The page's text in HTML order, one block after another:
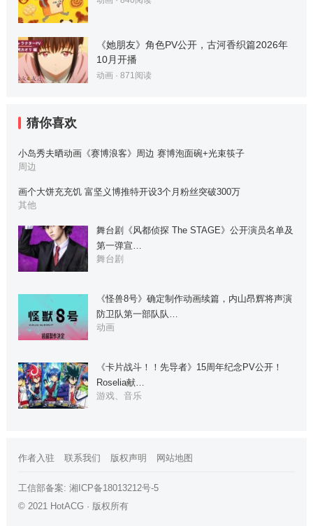
《她朋友》角色PV公开，古河香织篇2026年
10月开播
动画· 871 阅读
猜你喜欢
小岛秀夫晒动画《赛博浪客》周边 赛博泡面碗+光束筷子
周边
画个大饼充充饥 富坚义博推特开设3个月粉丝突破300万
其他
舞台剧《风都侦探 The STAGE》公开演员名单及
第一弹宣…
舞台剧
《怪兽8号》确定制作动画续篇，内山昂辉将声演
防卫队第一部队队…
动画
《卡片战斗！！先导者》15周年纪念PV公开！
Roselia献…
游戏、音乐
作者入驻 联系我们 版权声明 网站地图
工信部备案: 湘ICP备18013212号-5
© 2021 HotACG · 版权所有